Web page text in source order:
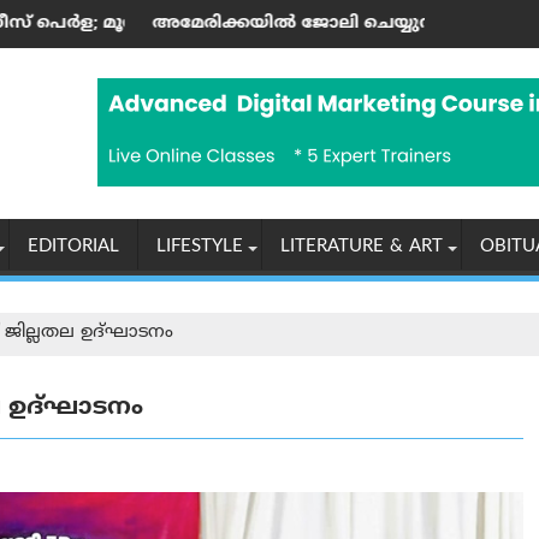
കലാസപര്യയ്ക്ക് ഗൾഫ് മണ്ണിലും അംഗീകാരം
ജോലി ചെയ്യുന്ന ഇന്ത്യക്കാർക്ക് എച്ച്-1ബി വിസ
ആരോഗ്യ,
EDITORIAL LIFESTYLE LITERATURE & ART
ജില്ലതല ഉദ്ഘാടനം
ഉദ്ഘാടനം